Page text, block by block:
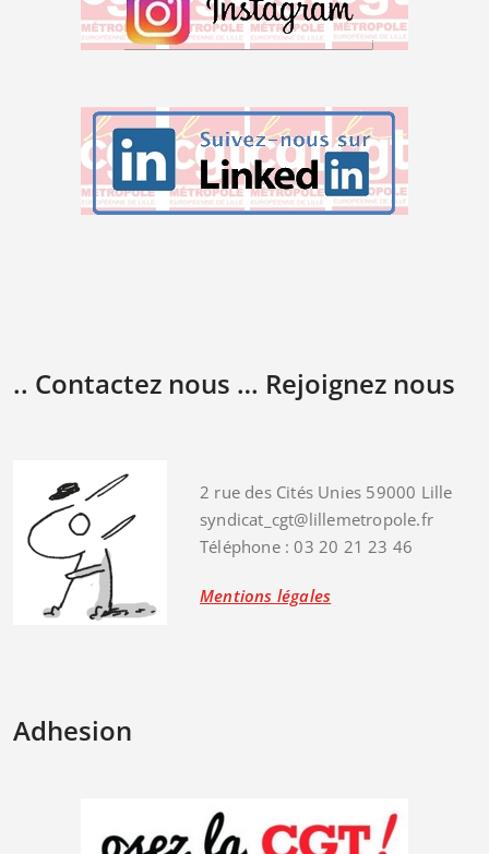
.. Contactez nous … Rejoignez nous
2 rue des Cités Unies 59000 Lille
syndicat_cgt@lillemetropole.fr
Téléphone : 03 20 21 23 46
Mentions légales
Adhesion